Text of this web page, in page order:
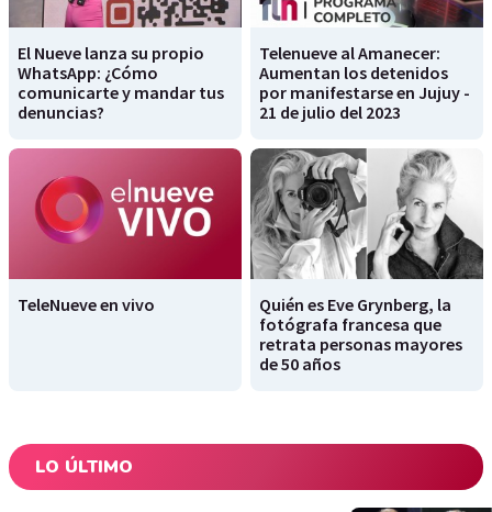
El Nueve lanza su propio
WhatsApp: ¿Cómo
comunicarte y mandar tus
denuncias?
Telenueve al Amanecer:
Aumentan los detenidos
por manifestarse en Jujuy -
21 de julio del 2023
TeleNueve en vivo
Quién es Eve Grynberg, la
fotógrafa francesa que
retrata personas mayores
de 50 años
LO ÚLTIMO